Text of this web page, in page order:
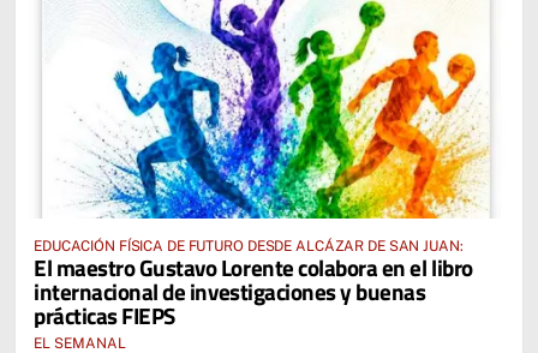
EDUCACIÓN FÍSICA DE FUTURO DESDE ALCÁZAR DE SAN JUAN:
El maestro Gustavo Lorente colabora en el libro
internacional de investigaciones y buenas
prácticas FIEPS
EL SEMANAL